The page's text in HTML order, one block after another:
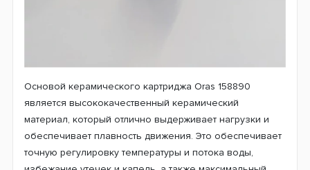
Основой керамического картриджа Oras 158890
является высококачественный керамический
материал, который отлично выдерживает нагрузки и
обеспечивает плавность движения. Это обеспечивает
точную регулировку температуры и потока воды,